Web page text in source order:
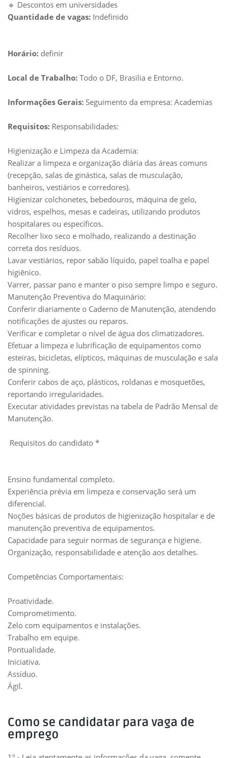
🔹 Descontos em universidades
Quantidade de vagas: Indefinido
Horário: definir
Local de Trabalho: Todo o DF, Brasilia e Entorno.
Informações Gerais: Seguimento da empresa: Academias
Requisitos: Responsabilidades:
Higienização e Limpeza da Academia:
Realizar a limpeza e organização diária das áreas comuns
(recepção, salas de ginástica, salas de musculação,
banheiros, vestiários e corredores).
Higienizar colchonetes, bebedouros, máquina de gelo,
vidros, espelhos, mesas e cadeiras, utilizando produtos
hospitalares ou específicos.
Recolher lixo seco e molhado, realizando a destinação
correta dos resíduos.
Lavar vestiários, repor sabão líquido, papel toalha e papel
higiênico.
Varrer, passar pano e manter o piso sempre limpo e seguro.
Manutenção Preventiva do Maquinário:
Conferir diariamente o Caderno de Manutenção, atendendo
notificações de ajustes ou reparos.
Verificar e completar o nível de água dos climatizadores.
Efetuar a limpeza e lubrificação de equipamentos como
esteiras, bicicletas, elípticos, máquinas de musculação e sala
de spinning.
Conferir cabos de aço, plásticos, roldanas e mosquetões,
reportando irregularidades.
Executar atividades previstas na tabela de Padrão Mensal de
Manutenção.
Requisitos do candidato *
Ensino fundamental completo.
Experiência prévia em limpeza e conservação será um
diferencial.
Noções básicas de produtos de higienização hospitalar e de
manutenção preventiva de equipamentos.
Capacidade para seguir normas de segurança e higiene.
Organização, responsabilidade e atenção aos detalhes.
Competências Comportamentais:
Proatividade.
Comprometimento.
Zelo com equipamentos e instalações.
Trabalho em equipe.
Pontualidade.
Iniciativa.
Assíduo.
Ágil.
Como se candidatar para vaga de
emprego